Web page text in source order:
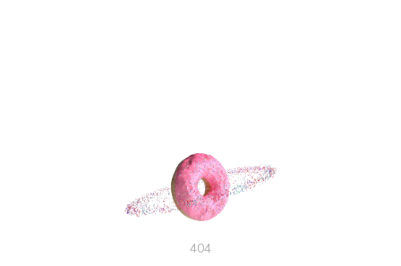
404